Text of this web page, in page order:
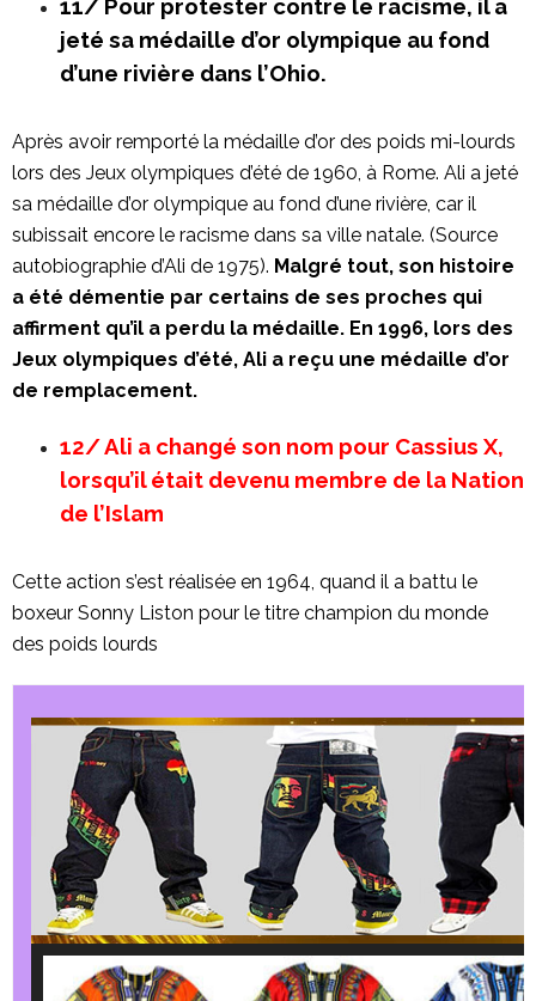
11/ Pour protester contre le racisme, il a
jeté sa médaille d’or olympique au fond
d’une rivière dans l’Ohio.
Après avoir remporté la médaille d’or des poids mi-lourds
lors des Jeux olympiques d’été de 1960, à Rome. Ali a jeté
sa médaille d’or olympique au fond d’une rivière, car il
subissait encore le racisme dans sa ville natale. (Source
autobiographie d’Ali de 1975). Malgré tout, son histoire
a été démentie par certains de ses proches qui
affirment qu’il a perdu la médaille. En 1996, lors des
Jeux olympiques d’été, Ali a reçu une médaille d’or
de remplacement.
12/ Ali a changé son nom pour Cassius X,
lorsqu’il était devenu membre de la Nation
de l’Islam
Cette action s’est réalisée en 1964, quand il a battu le
boxeur Sonny Liston pour le titre champion du monde
des poids lourds